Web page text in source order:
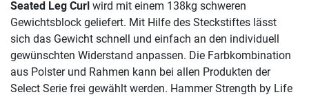
Seated Leg Curl wird mit einem 138kg schweren
Gewichtsblock geliefert. Mit Hilfe des Steckstiftes lässt
sich das Gewicht schnell und einfach an den individuell
gewünschten Widerstand anpassen. Die Farbkombination
aus Polster und Rahmen kann bei allen Produkten der
Select Serie frei gewählt werden. Hammer Strength by Life